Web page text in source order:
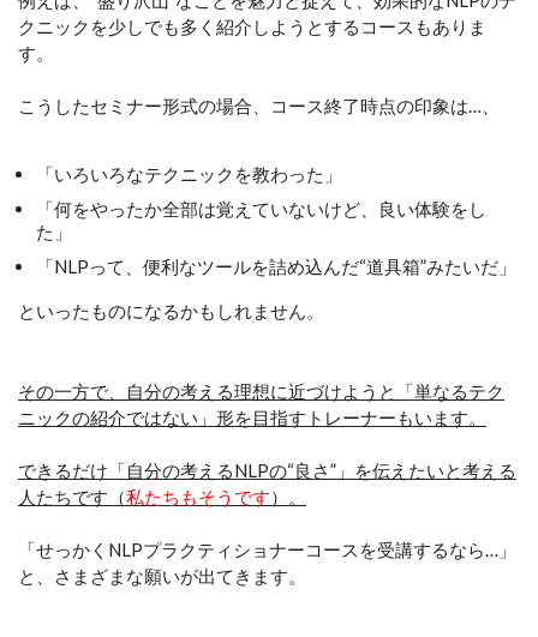
クニックを少しでも多く紹介しようとするコースもありま
す。
こうしたセミナー形式の場合、コース終了時点の印象は…、
「いろいろなテクニックを教わった」
「何をやったか全部は覚えていないけど、良い体験をし
た」
「NLPって、便利なツールを詰め込んだ“道具箱”みたいだ」
といったものになるかもしれません。
その一方で、自分の考える理想に近づけようと「単なるテク
ニックの紹介ではない」形を目指すトレーナーもいます。
できるだけ「自分の考えるNLPの“良さ”」を伝えたいと考える
人たちです（私たちもそうです）。
「せっかくNLPプラクティショナーコースを受講するなら…」
と、さまざまな願いが出てきます。